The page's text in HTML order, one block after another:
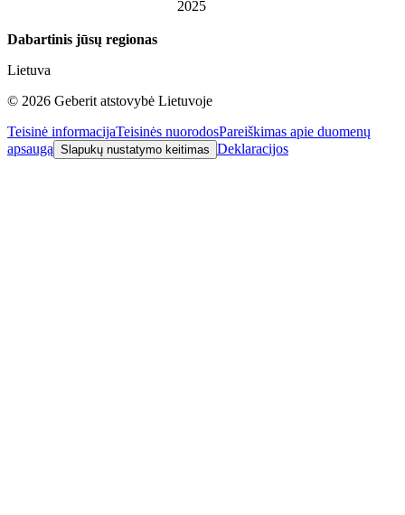
2025
Dabartinis jūsų regionas
Lietuva
© 2026 Geberit atstovybė Lietuvoje
Teisinė informacijaTeisinės nuorodosPareiškimas apie duomenų
apsaugą Slapukų nustatymo keitimas Deklaracijos